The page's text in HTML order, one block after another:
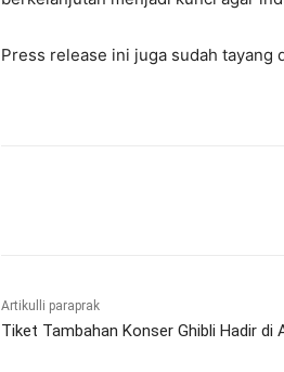
Press release ini juga sudah tayang
Artikulli paraprak
Tiket Tambahan Konser Ghibli Hadir di